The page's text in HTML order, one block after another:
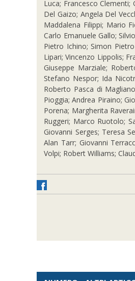
Luca; Francesco Clementi;
Del Gaizo; Angela Del
Maddalena Filippi; Mario
Carlo Emanuele Gallo;
Pietro Ichino; Simon
Lipari; Vincenzo Lippolis;
Giuseppe Marziale;
Stefano Nespor; Ida
Roberto Pasca di
Pioggia; Andrea Piraino;
Porena; Margherita
Ruggeri; Marco Ruotolo;
Giovanni Serges; Teresa
Alan Tarr; Giovanni
Volpi; Robert Williams;